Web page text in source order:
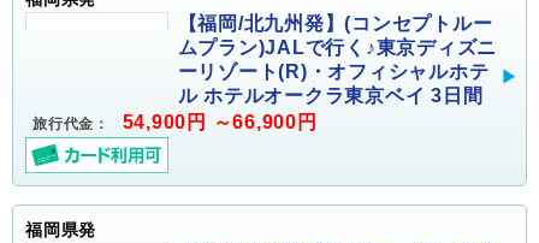
【福岡/北九州発】(コンセプトルー
ムプラン)JALで行く♪東京ディズニ
ーリゾート(R)・オフィシャルホテ
ル ホテルオークラ東京ベイ 3日間
旅行代金： 54,900円 ～66,900円
福岡県発